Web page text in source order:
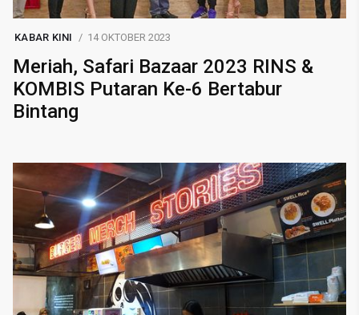
KABAR KINI 14 OKTOBER 2023
Meriah, Safari Bazaar 2023 RINS &
KOMBIS Putaran Ke-6 Bertabur
Bintang